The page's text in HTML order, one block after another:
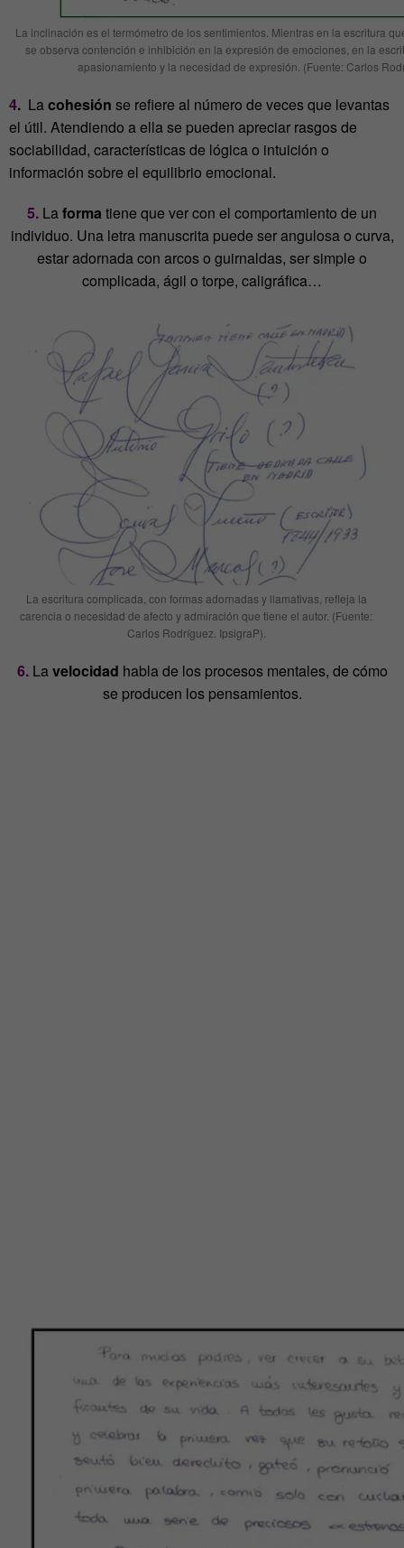
La inclinación es el termómetro de los sentimientos. Mientras en la escritura
se observa contención e inhibición en la expresión de emociones, en la
apasionamiento y la necesidad de expresión. (Fuente: Carlos
4. Lacohesión se refiere al número de veces que levantas
el útil. Atendiendo a ella se pueden apreciar rasgos de
sociabilidad, características de lógica o intuición o
información sobre el equilibrio emocional.
5. Laforma tiene que ver con el comportamiento de un
individuo. Una letra manuscrita puede ser angulosa o curva,
estar adornada con arcos o guirnaldas, ser simple o
complicada, ágil o torpe, caligráfica…
La escritura complicada, con formas adornadas y llamativas, refleja la
carencia o necesidad de afecto y admiración que tiene el autor. (Fuente:
Carlos Rodríguez. IpsigraP).
6.Lavelocidad habla de los procesos mentales, de cómo
se producen los pensamientos.